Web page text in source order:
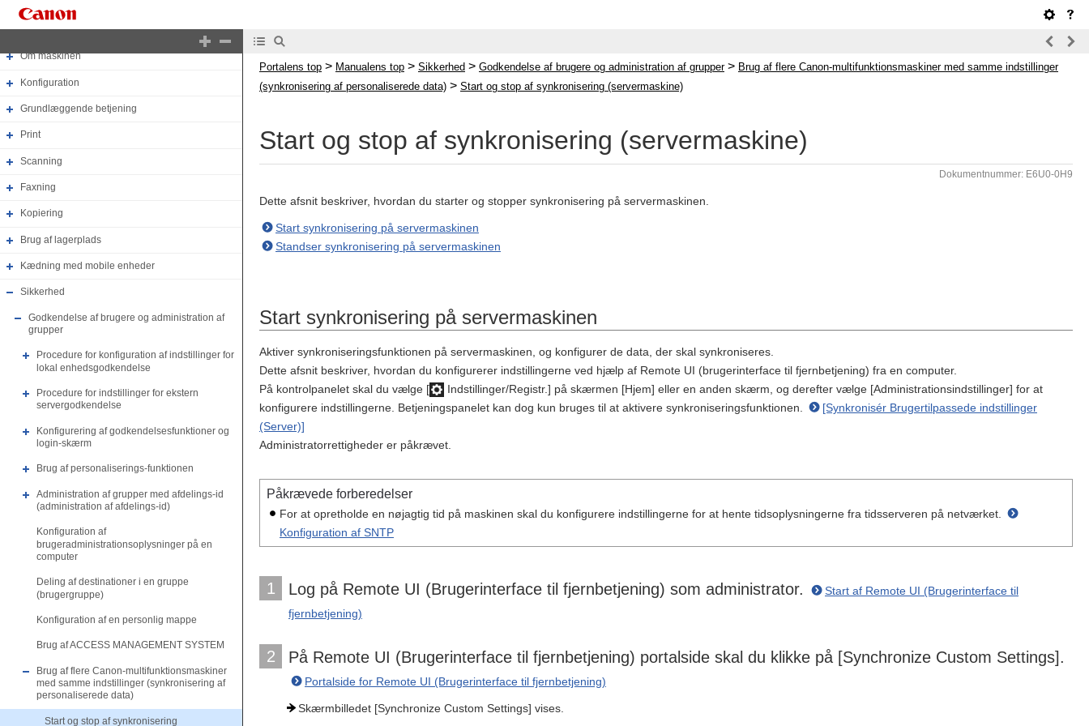
Manualens top
Om maskinen
Konfiguration
Grundlæggende betjening
Print
Scanning
Faxning
Kopiering
Brug af lagerplads
Kædning med mobile enheder
Sikkerhed
Godkendelse af brugere og administration af
grupper
Procedure for konfiguration af indstillinger for
lokal enhedsgodkendelse
Procedure for indstillinger for ekstern
servergodkendelse
Konfigurering af godkendelsesfunktioner og
login-skærm
Brug af personaliserings-funktionen
Administration af grupper med afdelings-id
(administration af afdelings-id)
Konfiguration af
brugeradministrationsoplysninger på en
computer
Deling af destinationer i en gruppe
(brugergruppe)
Konfiguration af en personlig mappe
Brug af ACCESS MANAGEMENT SYSTEM
Brug af flere Canon-multifunktionsmaskiner
med samme indstillinger (synkronisering af
personaliserede data)
Start og stop af synkronisering
Portalens top > Manualens top > Sikkerhed > Godkendelse af brugere og administration af grupper> Brug af flere Canon-multifunktionsmaskiner med samme indstillinger
(synkronisering af personaliserede data) > Start og stop af synkronisering (servermaskine)
Start og stop af synkronisering (servermaskine)
Dokumentnummer: E6U0-0H9
Dette afsnit beskriver, hvordan du starter og stopper synkronisering på servermaskinen.
Start synkronisering på servermaskinen
Standser synkronisering på servermaskinen
Start synkronisering på servermaskinen
Aktiver synkroniseringsfunktionen på servermaskinen, og konfigurer de data, der skal synkroniseres.
Dette afsnit beskriver, hvordan du konfigurerer indstillingerne ved hjælp af Remote UI (brugerinterface til fjernbetjening) fra en computer.
På kontrolpanelet skal du vælge [
Indstillinger/Registr.] på skærmen [Hjem] eller en anden skærm, og derefter vælge [Administrationsindstillinger] for at
konfigurere indstillingerne. Betjeningspanelet kan dog kun bruges til at aktivere synkroniseringsfunktionen.
[Synkronisér Brugertilpassede indstillinger
(Server)]
Administratorrettigheder er påkrævet.
Påkrævede forberedelser
For at opretholde en nøjagtig tid på maskinen skal du konfigurere indstillingerne for at hente tidsoplysningerne fra tidsserveren på netværket.
Konfiguration af SNTP
1 Log på Remote UI (Brugerinterface til fjernbetjening) som administrator.
Start af Remote UI (Brugerinterface til
fjernbetjening)
2 På Remote UI (Brugerinterface til fjernbetjening) portalside skal du klikke på [Synchronize Custom Settings].
Portalside for Remote UI (Brugerinterface til fjernbetjening)
Skærmbilledet [Synchronize Custom Settings] vises.